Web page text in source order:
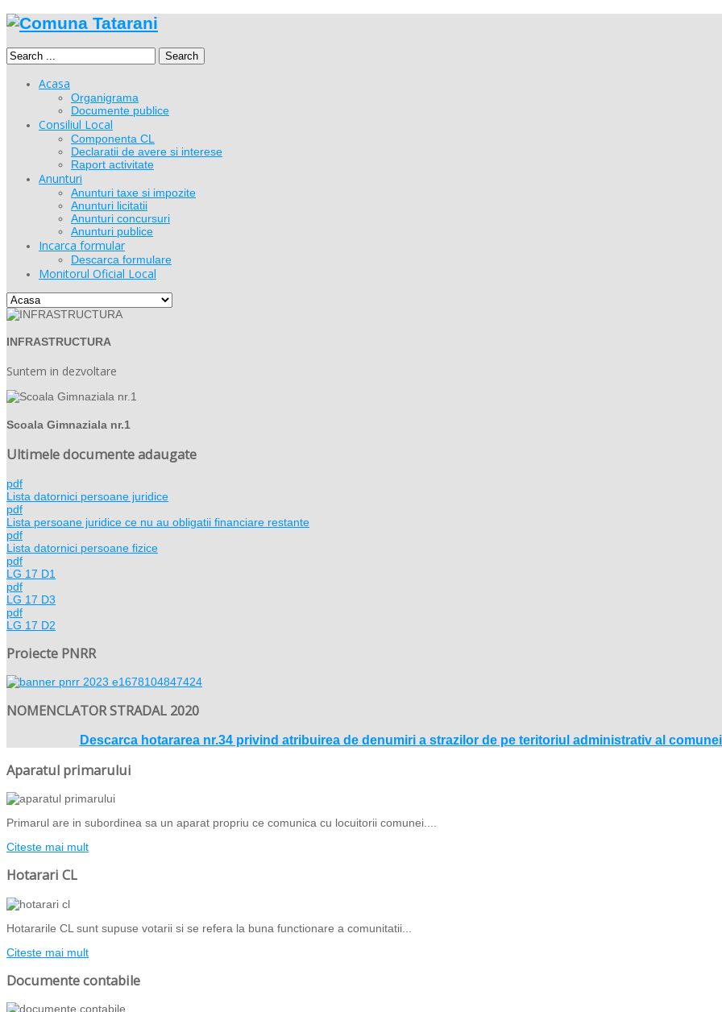
Search
Acasa
Organigrama
Documente publice
Consiliul Local
Componenta CL
Declaratii de avere si interese
Raport activitate
Anunturi
Anunturi taxe si impozite
Anunturi licitatii
Anunturi concursuri
Anunturi publice
Incarca formular
Descarca formulare
Monitorul Oficial Local
INFRASTRUCTURA
Suntem in dezvoltare
Scoala Gimnaziala nr.1
Ultimele documente adaugate
pdf
Lista datornici persoane juridice
pdf
Lista persoane juridice ce nu au obligatii financiare restante
pdf
Lista datornici persoane fizice
pdf
LG 17 D1
pdf
LG 17 D3
pdf
LG 17 D2
Proiecte PNRR
NOMENCLATOR STRADAL 2020
Descarca hotararea nr.34 privind atribuirea de denumiri a strazilor de pe teritoriul administrativ al
Aparatul primarului
Primarul are in subordinea sa un aparat propriu ce comunica cu locuitorii comunei....
Citeste mai mult
Hotarari CL
Hotararile CL sunt supuse votarii si se refera la buna functionare a comunitatii...
Citeste mai mult
Documente contabile